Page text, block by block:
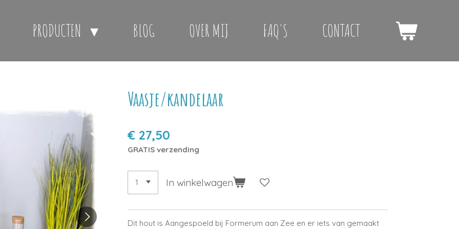
PRODUCTEN BLOG OVER MIJ FAQ'S CONTACT
Vaasje/kandelaar
€ 27,50
GRATIS verzending
In winkelwagen
Dit hout is Aangespoeld bij Formerum aan Zee en er iets van gemaakt